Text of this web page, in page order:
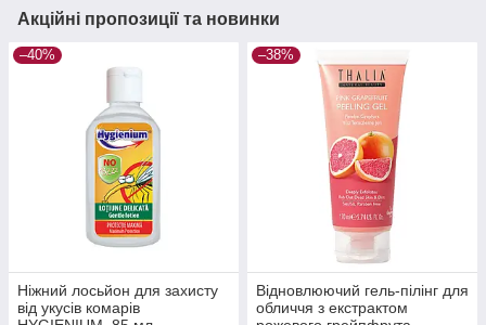
Акційні пропозиції та новинки
–40%
Ніжний лосьйон для захисту
від укусів комарів
–38%
Відновлюючий гель-пілінг для
обличчя з екстрактом